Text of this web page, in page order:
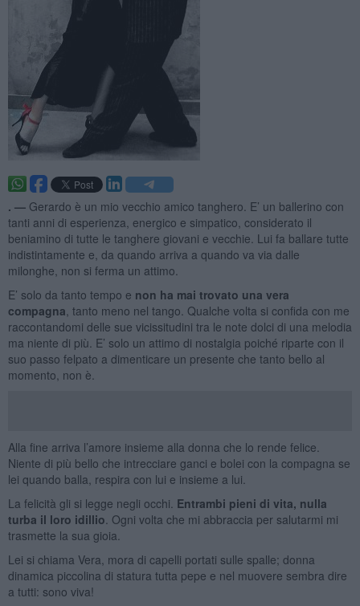
. — Gerardo è un mio vecchio amico tanghero. E’ un ballerino con
tanti anni di esperienza, energico e simpatico, considerato il
beniamino di tutte le tanghere giovani e vecchie. Lui fa ballare tutte
indistintamente e, da quando arriva a quando va via dalle
milonghe, non si ferma un attimo.
E’ solo da tanto tempo e non ha mai trovato una vera
compagna , tanto meno nel tango. Qualche volta si confida con me
raccontandomi delle sue vicissitudini tra le note dolci di una melodia
ma niente di più. E’ solo un attimo di nostalgia poiché riparte con il
suo passo felpato a dimenticare un presente che tanto bello al
momento, non è.
Alla fine arriva l’amore insieme alla donna che lo rende felice.
Niente di più bello che intrecciare ganci e bolei con la compagna se
lei quando balla, respira con lui e insieme a lui.
La felicità gli si legge negli occhi. Entrambi pieni di vita, nulla
turba il loro idillio . Ogni volta che mi abbraccia per salutarmi mi
trasmette la sua gioia.
Lei si chiama Vera, mora di capelli portati sulle spalle; donna
dinamica piccolina di statura tutta pepe e nel muovere sembra dire
a tutti: sono viva!